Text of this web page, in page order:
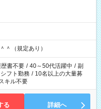
（規定あり）
歴書不要 / 40～50代活躍中 / 副
シフト勤務 / 10名以上の大量募
キル不要
る 詳細へ